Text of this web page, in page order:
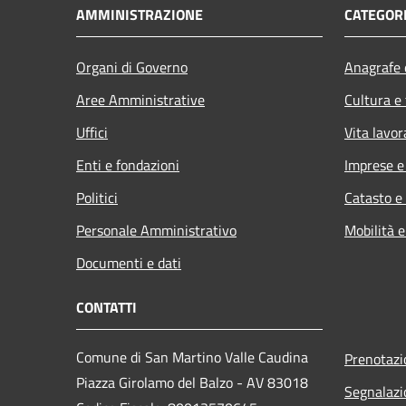
AMMINISTRAZIONE
Organi di Governo
Aree Amministrative
Uffici
Enti e fondazioni
Politici
Personale Amministrativo
Documenti e dati
Cultura
Vita
Imprese
Catasto
Mobilità
CONTATTI
Comune di San Martino Valle Caudina
Piazza Girolamo del Balzo - AV 83018